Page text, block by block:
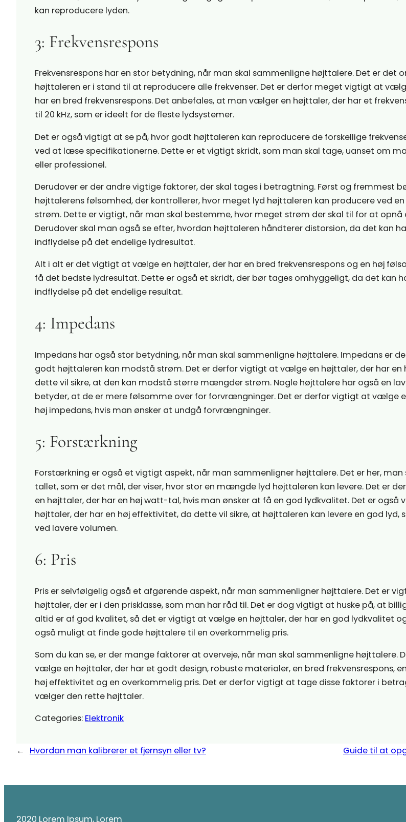
kan reproducere lyden.
3: Frekvensrespons
Frekvensrespons har en stor betydning, når man skal sammenligne højttalere. Det er det
højttaleren er i stand til at reproducere alle frekvenser. Det er derfor meget vigtigt at
har en bred frekvensrespons. Det anbefales, at man vælger en højttaler, der har et
til 20 kHz, som er ideelt for de fleste lydsystemer.
Det er også vigtigt at se på, hvor godt højttaleren kan reproducere de forskellige
ved at læse specifikationerne. Dette er et vigtigt skridt, som man skal tage, uanset om
eller professionel.
Derudover er der andre vigtige faktorer, der skal tages i betragtning. Først og fremmest
højttalerens følsomhed, der kontrollerer, hvor meget lyd højttaleren kan producere ved
strøm. Dette er vigtigt, når man skal bestemme, hvor meget strøm der skal til for at opnå
Derudover skal man også se efter, hvordan højttaleren håndterer distorsion, da det kan
indflydelse på det endelige lydresultat.
Alt i alt er det vigtigt at vælge en højttaler, der har en bred frekvensrespons og en høj
få det bedste lydresultat. Dette er også et skridt, der bør tages omhyggeligt, da det kan
indflydelse på det endelige resultat.
4: Impedans
Impedans har også stor betydning, når man skal sammenligne højttalere. Impedans er
godt højttaleren kan modstå strøm. Det er derfor vigtigt at vælge en højttaler, der har en
dette vil sikre, at den kan modstå større mængder strøm. Nogle højttalere har også en
betyder, at de er mere følsomme over for forvrængninger. Det er derfor vigtigt at vælge
høj impedans, hvis man ønsker at undgå forvrængninger.
5: Forstærkning
Forstærkning er også et vigtigt aspekt, når man sammenligner højttalere. Det er her,
tallet, som er det mål, der viser, hvor stor en mængde lyd højttaleren kan levere. Det er
en højttaler, der har en høj watt-tal, hvis man ønsker at få en god lydkvalitet. Det er
højttaler, der har en høj effektivitet, da dette vil sikre, at højttaleren kan levere en god lyd,
ved lavere volumen.
6: Pris
Pris er selvfølgelig også et afgørende aspekt, når man sammenligner højttalere. Det er
højttaler, der er i den prisklasse, som man har råd til. Det er dog vigtigt at huske på, at
altid er af god kvalitet, så det er vigtigt at vælge en højttaler, der har en god lydkvalitet
også muligt at finde gode højttalere til en overkommelig pris.
Som du kan se, er der mange faktorer at overveje, når man skal sammenligne højttalere.
vælge en højttaler, der har et godt design, robuste materialer, en bred frekvensrespons,
høj effektivitet og en overkommelig pris. Det er derfor vigtigt at tage disse faktorer i
vælger den rette højttaler.
Categories: Elektronik
← Hvordan man kalibrerer et fjernsyn eller tv? Guide til at
2020 Lorem Ipsum, Lorem